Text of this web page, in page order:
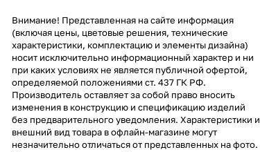
Внимание! Представленная на сайте информация
(включая цены, цветовые решения, технические
характеристики, комплектацию и элементы дизайна)
носит исключительно информационный характер и ни
при каких условиях не является публичной офертой,
определяемой положениями ст. 437 ГК РФ.
Производитель оставляет за собой право вносить
изменения в конструкцию и спецификацию изделий
без предварительного уведомления. Характеристики и
внешний вид товара в офлайн-магазине могут
незначительно отличаться от представленных на фото.